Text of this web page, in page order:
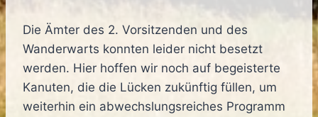
Die Ämter des 2. Vorsitzenden und des
Wanderwarts konnten leider nicht besetzt
werden. Hier hoffen wir noch auf begeisterte
Kanuten, die die Lücken zukünftig füllen, um
weiterhin ein abwechslungsreiches Programm